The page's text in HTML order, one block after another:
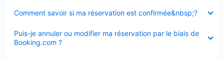
Comment savoir si ma réservation est confirmée&nbsp;?
fermé
Puis-je annuler ou modifier ma réservation par le biais de
Booking.com ?
fermé